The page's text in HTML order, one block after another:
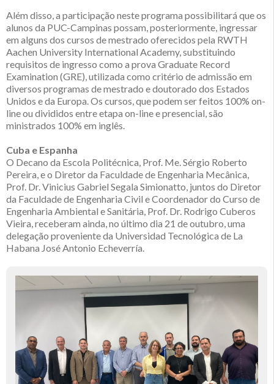
Além disso, a participação neste programa possibilitará que os
alunos da PUC-Campinas possam, posteriormente, ingressar
em alguns dos cursos de mestrado oferecidos pela RWTH
Aachen University International Academy, substituindo
requisitos de ingresso como a prova Graduate Record
Examination (GRE), utilizada como critério de admissão em
diversos programas de mestrado e doutorado dos Estados
Unidos e da Europa. Os cursos, que podem ser feitos 100% on-
line ou divididos entre etapa on-line e presencial, são
ministrados 100% em inglês.
Cuba e Espanha
O Decano da Escola Politécnica, Prof. Me. Sérgio Roberto
Pereira, e o Diretor da Faculdade de Engenharia Mecânica,
Prof. Dr. Vinicius Gabriel Segala Simionatto, juntos do Diretor
da Faculdade de Engenharia Civil e Coordenador do Curso de
Engenharia Ambiental e Sanitária, Prof. Dr. Rodrigo Cuberos
Vieira, receberam ainda, no último dia 21 de outubro, uma
delegação proveniente da Universidad Tecnológica de La
Habana José Antonio Echeverría.